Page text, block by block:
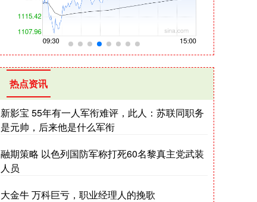
热点资讯
新影宝 55年有一人军衔难评，此人：苏联同职务
是元帅，后来他是什么军衔
融期策略 以色列国防军称打死60名黎真主党武装
人员
大金牛 万科巨亏，职业经理人的挽歌